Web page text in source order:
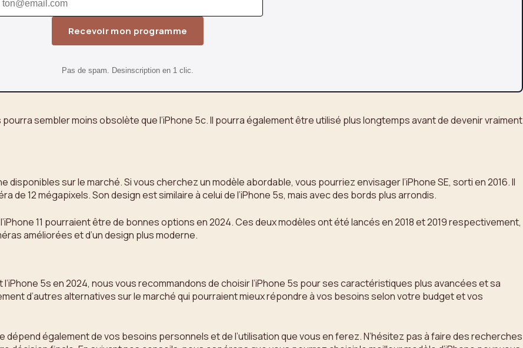
Recevoir mon programme
Pas de spam. Desinscription en 1 clic.
sembler moins obsolète que l’iPhone 5c. Il pourra également être utilisé plus longtemps avant de devenir vraiment
disponibles sur le marché. Si vous cherchez un modèle abordable, vous pourriez envisager l’iPhone SE, sorti en 2016. Il
12 mégapixels. Son design est similaire à celui de l’iPhone 5s, mais avec des bords plus arrondis.
11 pourraient être de bonnes options en 2024. Ces deux modèles ont été lancés en 2018 et 2019 respectivement,
améliorées et d’un design plus moderne.
5s en 2024, nous vous recommandons de choisir l’iPhone 5s pour ses caractéristiques plus avancées et sa
d’autres alternatives sur le marché qui pourraient mieux répondre à vos besoins selon votre budget et vos
dépend également de vos besoins personnels et de l’utilisation que vous en ferez. N’hésitez pas à faire des recherches